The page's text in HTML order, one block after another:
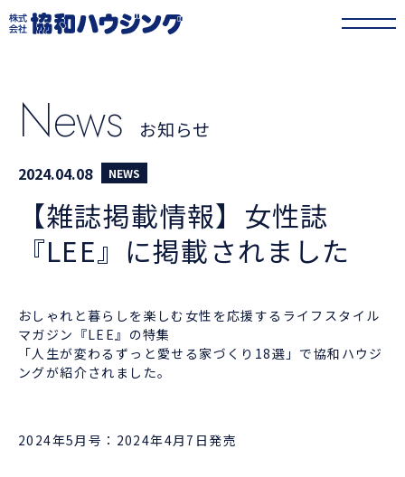
協和ハウジング >お知らせ > 【雑誌掲載情報】女性誌『LEE』に掲載されまし
た
News お知らせ
2024.04.08 NEWS
【雑誌掲載情報】女性誌
『LEE』に掲載されました
おしゃれと暮らしを楽しむ女性を応援するライフスタイル
マガジン『LEE』の特集
「人生が変わるずっと愛せる家づくり18選」で協和ハウジ
ングが紹介されました。
2024年5月号：2024年4月7日発売